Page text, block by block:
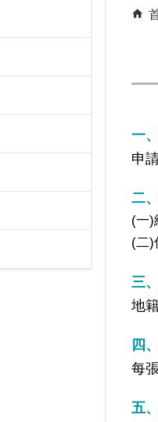
一
申
二
(一)
(二)
三
地
四
每
五